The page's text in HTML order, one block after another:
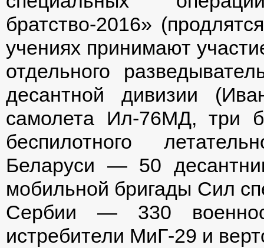
братство-2016»
учениях принимают
отдельного
десантной дивизии
самолета Ил-76МД, три
беспилотного
Беларуси — 50
мобильной бригады Сил
Сербии — 330
истребители МиГ-29 и